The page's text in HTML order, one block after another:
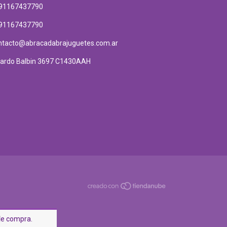
compra.
Balbin 3697 C1430AAH